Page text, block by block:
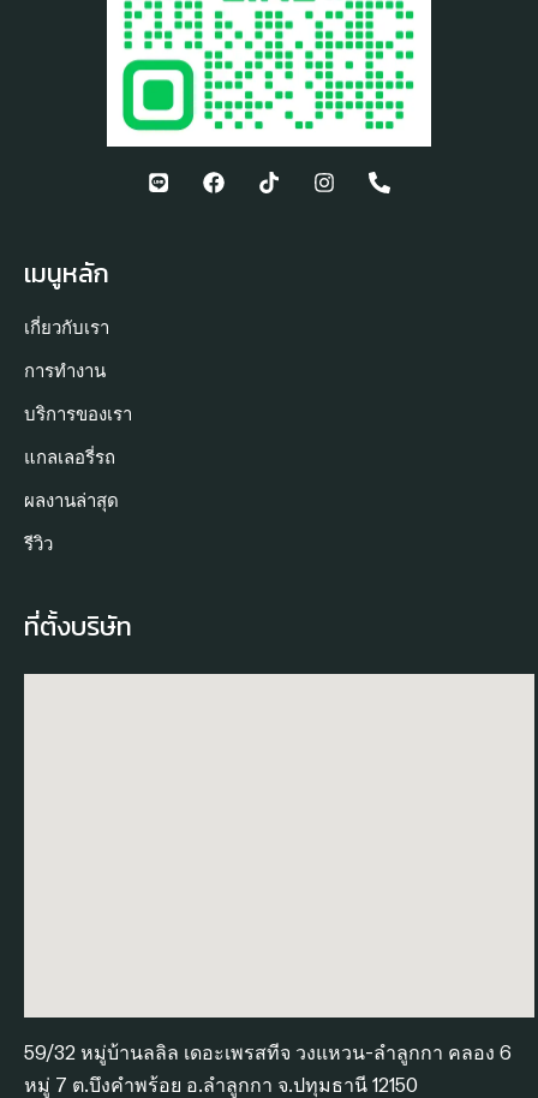
เมนูหลัก
เกี่ยวกับเรา
การทำงาน
บริการของเรา
แกลเลอรี่รถ
ผลงานล่าสุด
รีวิว
ที่ตั้งบริษัท
59/32 หมู่บ้านลลิล เดอะเพรสทีจ วงแหวน-ลำลูกกา คลอง 6
หมู่ 7 ต.บึงคำพร้อย อ.ลำลูกกา จ.ปทุมธานี 12150